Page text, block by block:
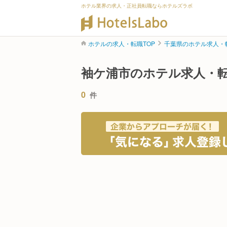
ホテル業界の求人・正社員転職ならホテルズラボ
ホテルの求人・転職TOP 千葉県のホテル求人・
袖ケ浦市のホテル求人・
0 件